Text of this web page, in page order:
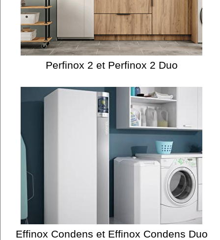
Perfinox 2 et Perfinox 2 Duo
Effinox Condens et Effinox Condens Duo